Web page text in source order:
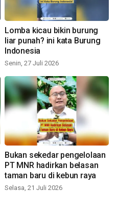
Lomba kicau bikin burung
liar punah? ini kata Burung
Indonesia
Senin, 27 Juli 2026
Bukan sekedar pengelolaan
PT MNR hadirkan belasan
taman baru di kebun raya
Selasa, 21 Juli 2026